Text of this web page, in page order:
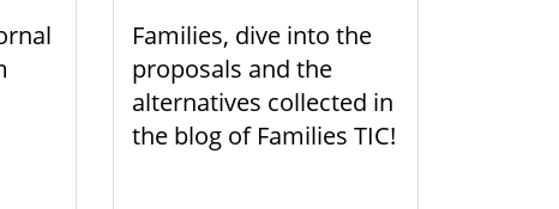
Families, dive into the
proposals and the
alternatives collected in
the blog of Families TIC!